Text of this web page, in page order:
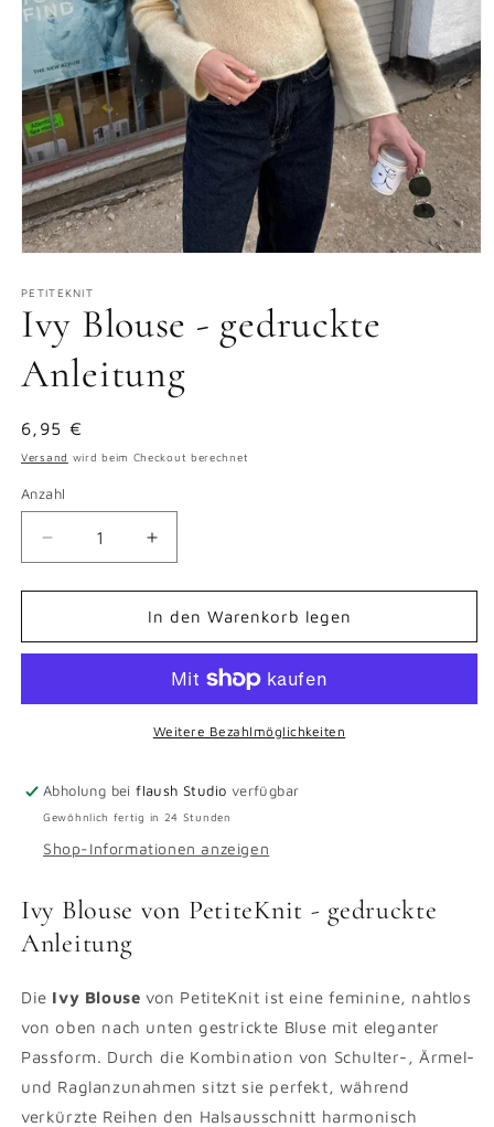
in
Modal
öffnen
PETITEKNIT
Ivy Blouse - gedruckte
Anleitung
Normaler
Preis
6,95 €
Versand wird beim Checkout berechnet
Anzahl
Verringere
die
Menge
Ivy
gedruckte
Erhöhe
die
Menge
für
Ivy
gedruckte
Anleitung
In den Warenkorb legen
Weitere Bezahlmöglichkeiten
Abholung beiflaush Studio verfügbar
Gewöhnlich fertig in 24 Stunden
Shop-Informationen anzeigen
Ivy Blouse von PetiteKnit - gedruckte
Anleitung
Die Ivy Blouse von PetiteKnit ist eine feminine, nahtlos
von oben nach unten gestrickte Bluse mit eleganter
Passform. Durch die Kombination von Schulter-, Ärmel-
und Raglanzunahmen sitzt sie perfekt, während
verkürzte Reihen den Halsausschnitt harmonisch